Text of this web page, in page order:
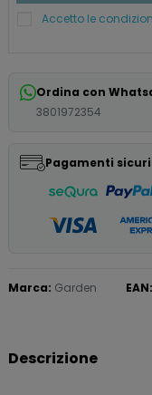
Accetto le
Ordina con
3801972354
Pagamenti
Marca: Garden EAN:
Descrizione